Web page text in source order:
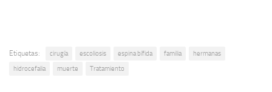
Etiquetas: cirugía escoliosis espina bífida familia
hermanas
hidrocefalia
muerte Tratamiento